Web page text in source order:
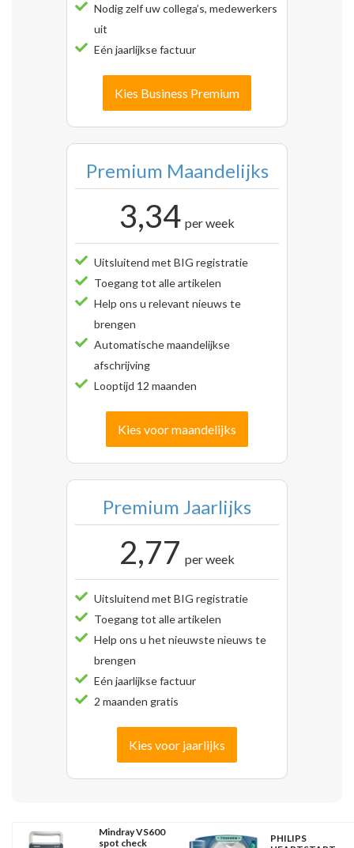
Nodig zelf uw collega’s, medewerkers
uit
Eén jaarlijkse factuur
Kies Business Premium
Premium Maandelijks
3,34 per week
Uitsluitend met BIG registratie
Toegang tot alle artikelen
Help ons u relevant nieuws te
brengen
Automatische maandelijkse
afschrijving
Looptijd 12 maanden
Kies voor maandelijks
Premium Jaarlijks
2,77 per week
Uitsluitend met BIG registratie
Toegang tot alle artikelen
Help ons u het nieuwste nieuws te
brengen
Eén jaarlijkse factuur
2 maanden gratis
Kies voor jaarlijks
Mindray VS600
spot check
PHILIPS